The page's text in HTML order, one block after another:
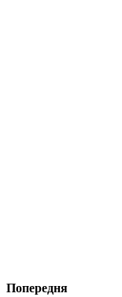
Попередня